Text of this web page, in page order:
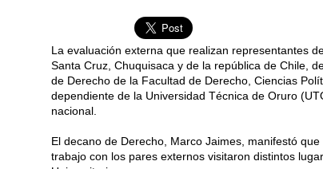
La evaluación externa que realizan representantes
Santa Cruz, Chuquisaca y de la república de Chile,
de Derecho de la Facultad de Derecho, Ciencias
dependiente de la Universidad Técnica de Oruro
nacional.
El decano de Derecho, Marco Jaimes, manifestó
trabajo con los pares externos visitaron distintos